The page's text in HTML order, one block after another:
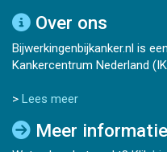
Over ons
Bijwerkingenbijkanker.nl is
Kankercentrum Nederland
> Lees meer
Meer informatie